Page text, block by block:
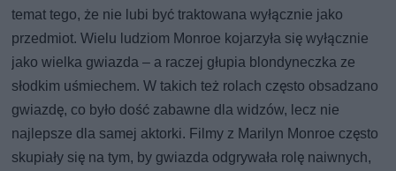
temat tego, że nie lubi być traktowana wyłącznie jako
przedmiot. Wielu ludziom Monroe kojarzyła się wyłącznie
jako wielka gwiazda – a raczej głupia blondyneczka ze
słodkim uśmiechem. W takich też rolach często obsadzano
gwiazdę, co było dość zabawne dla widzów, lecz nie
najlepsze dla samej aktorki. Filmy z Marilyn Monroe często
skupiały się na tym, by gwiazda odgrywała rolę naiwnych,